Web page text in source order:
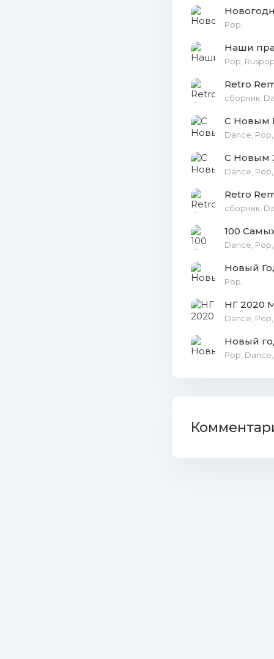
22. Руки
23.
25. Bee
26. Jon
27. Ёлка
29. Sarah
30.
31.
33.
34.
35. Ella
37. Kylie
38. Майя
Pop,
Наши
Рор,
Retro
сборник,
С Новым
Dance, Pop,
С Новым
Dance, Pop,
Retro
сборник,
100
Dance, Pop,
Новый
Рор,
НГ 2020
Dance, Pop,
Новый
Pop,